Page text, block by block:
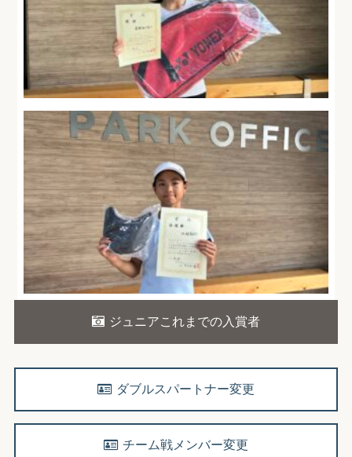
ジュニアこれまでの入賞者
ダブルスパートナー変更
チーム戦メンバー変更